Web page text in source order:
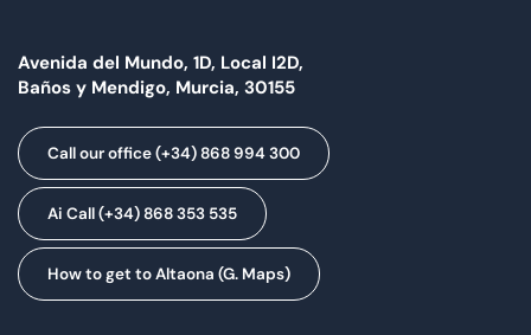
Avenida del Mundo, 1D, Local I2D,
Baños y Mendigo, Murcia, 30155
Call our office (+34) 868 994 300
Ai Call (+34) 868 353 535
How to get to Altaona (G. Maps)